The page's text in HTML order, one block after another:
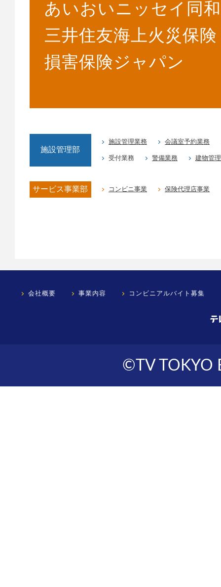
あいおいニッセイ同
三井住友海上火災保険
損害保険ジャパン
施設管理部
施設管理業務 会議室予約業務
受付業務 警備業務 建物管
サービス事業部 コンビニ事業 保険代理店事業
会社概要 事業内容 コンビニアルバイト募集
©TV TOKYO